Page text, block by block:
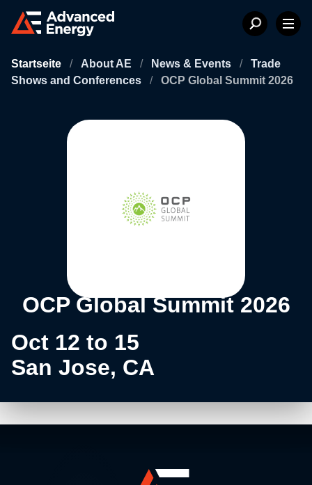
Startseite / About AE / News & Events /
Trade
Shows and Conferences
/ OCP Global Summit 2026
OCP Global Summit 2026
Oct 12 to 15
San Jose, CA